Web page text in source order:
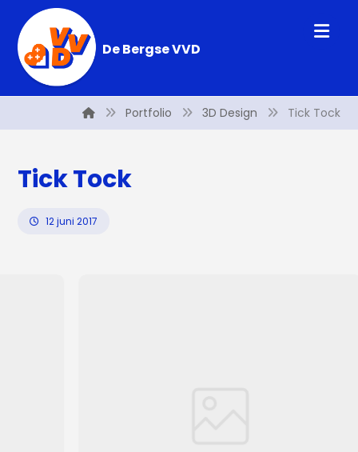
De Bergse VVD
Portfolio 3D Design Tick Tock
Tick Tock
12 juni 2017